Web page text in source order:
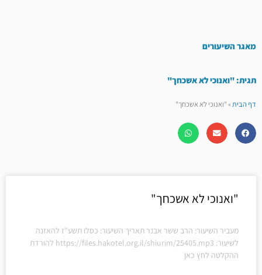
מאגר השיעורים
תגית: "ואנוכי לא אשכחך"
דף הבית»"ואנוכי לא אשכחך"
"ואנוכי לא אשכחך"
מעביר השיעור: הרב ששר אבנר תאריך השיעור: כסלו תשע"ז להאזנה
לשיעור: https://files.hakotel.org.il/shiurim/25405.mp3 להורדת
ההקלטה לחץ כאן